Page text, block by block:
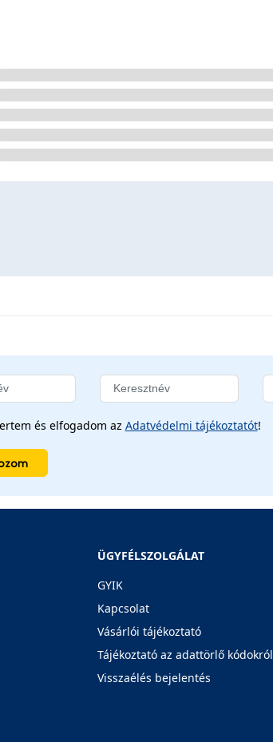
és elfogadom az Adatvédelmi tájékoztatót!
ÜGYFÉLSZOLGÁLAT
GYIK
Kapcsolat
Vásárlói tájékoztató
Tájékoztató az adattörlő kódokról
Visszaélés bejelentés